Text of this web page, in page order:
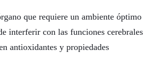
que requiere un ambiente óptimo
interferir con las funciones cerebrales
antioxidantes y propiedades